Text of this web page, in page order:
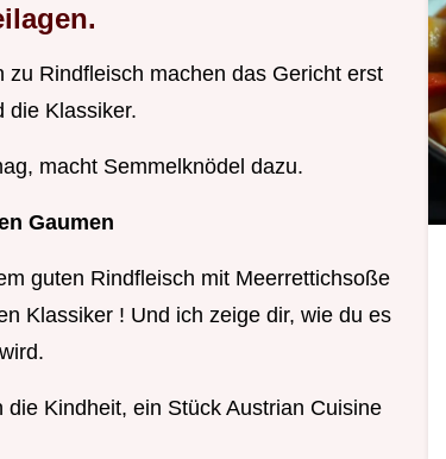
Rindfleisch machen das Gericht erst
die Klassiker.
macht Semmelknödel dazu.
Gaumen
guten Rindfleisch mit Meerrettichsoße
Klassiker ! Und ich zeige dir, wie du es
Kindheit, ein Stück Austrian Cuisine